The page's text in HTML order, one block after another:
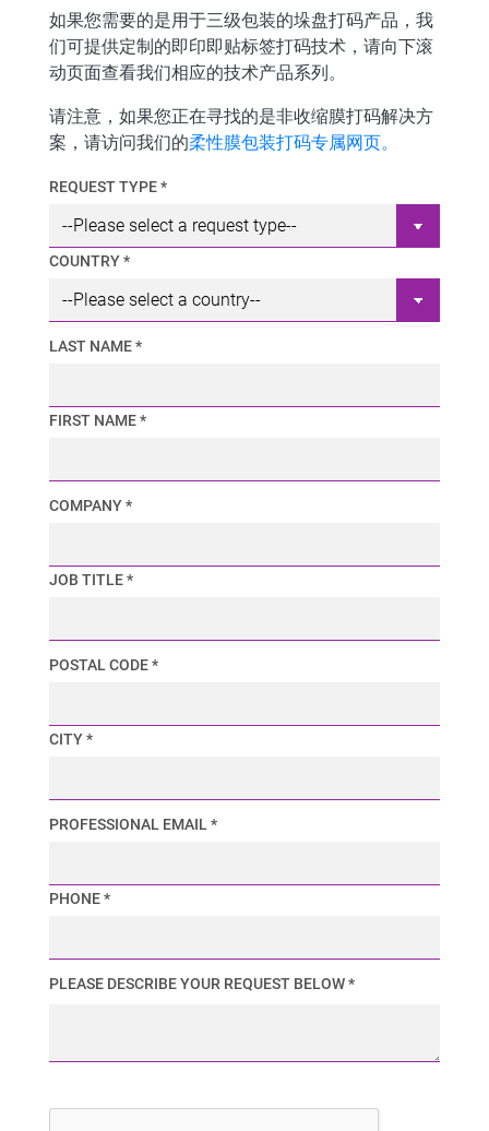
如果您需要的是用于三级包装的垛盘打码产品， 我
们可提供定制的即印即贴标签打码技术，请向下滚
动页面查看我们相应的技术产品系列。
请注意，如果您正在寻找的是非收缩膜打码解决方
案，请访问我们的柔性膜包装打码专属网页。
REQUEST TYPE *
COUNTRY *
LAST NAME *
FIRST NAME *
COMPANY *
JOB TITLE *
POSTAL CODE *
CITY *
PROFESSIONAL EMAIL *
PHONE *
PLEASE DESCRIBE YOUR REQUEST BELOW *